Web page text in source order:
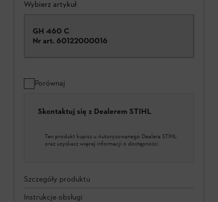
Wybierz artykuł
GH 460 C
Nr art. 60122000016
Porównaj
Skontaktuj się z Dealerem STIHL
Ten produkt kupisz u Autoryzowanego Dealera STIHL
oraz uzyskasz więcej informacji o dostępności
Szczegóły produktu
Instrukcje obsługi